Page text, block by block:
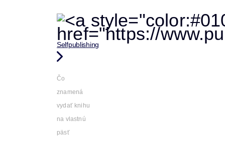
Selfpublishing
Čo
znamená
vydať knihu
na vlastnú
päsť